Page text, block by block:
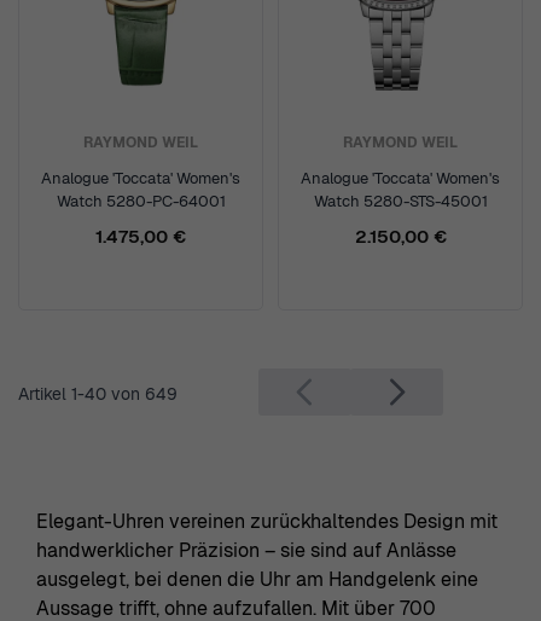
RAYMOND WEIL
Analogue 'Toccata' Women's
Watch 5280-PC-64001
1.475,00 €
RAYMOND WEIL
Analogue 'Toccata' Women's
Watch 5280-STS-45001
2.150,00 €
Artikel 1-40 von 649
Elegant-Uhren vereinen zurückhaltendes Design mit
handwerklicher Präzision – sie sind auf Anlässe
ausgelegt, bei denen die Uhr am Handgelenk eine
Aussage trifft, ohne aufzufallen. Mit über 700